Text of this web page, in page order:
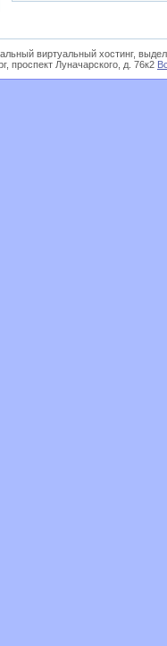
виртуальный хостинг,
проспект Луначарского, д. 76к2